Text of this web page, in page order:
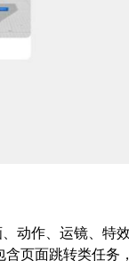
动作、运镜、
页面跳转类任务